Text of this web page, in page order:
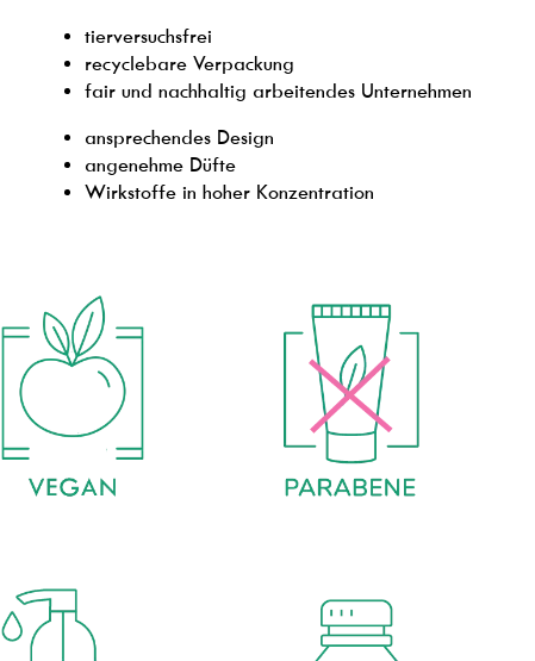
tierversuchsfrei
recyclebare Verpackung
fair und nachhaltig arbeitendes Unternehmen
ansprechendes Design
angenehme Düfte
Wirkstoffe in hoher Konzentration